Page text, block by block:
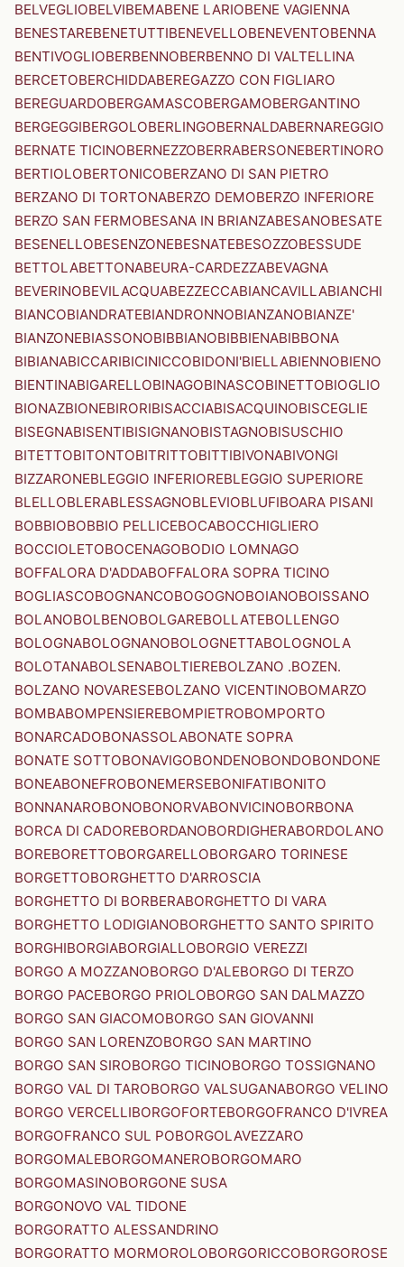
BELVEGLIOBELVIBEMABENE LARIOBENE VAGIENNA
BENESTAREBENETUTTIBENEVELLOBENEVENTOBENNA
BENTIVOGLIOBERBENNOBERBENNO DI VALTELLINA
BERCETOBERCHIDDABEREGAZZO CON FIGLIARO
BEREGUARDOBERGAMASCOBERGAMOBERGANTINO
BERGEGGIBERGOLOBERLINGOBERNALDABERNAREGGIO
BERNATE TICINOBERNEZZOBERRABERSONEBERTINORO
BERTIOLOBERTONICOBERZANO DI SAN PIETRO
BERZANO DI TORTONABERZO DEMOBERZO INFERIORE
BERZO SAN FERMOBESANA IN BRIANZABESANOBESATE
BESENELLOBESENZONEBESNATEBESOZZOBESSUDE
BETTOLABETTONABEURA-CARDEZZABEVAGNA
BEVERINOBEVILACQUABEZZECCABIANCAVILLABIANCHI
BIANCOBIANDRATEBIANDRONNOBIANZANOBIANZE'
BIANZONEBIASSONOBIBBIANOBIBBIENABIBBONA
BIBIANABICCARIBICINICCOBIDONI'BIELLABIENNOBIENO
BIENTINABIGARELLOBINAGOBINASCOBINETTOBIOGLIO
BIONAZBIONEBIRORIBISACCIABISACQUINOBISCEGLIE
BISEGNABISENTIBISIGNANOBISTAGNOBISUSCHIO
BITETTOBITONTOBITRITTOBITTIBIVONABIVONGI
BIZZARONEBLEGGIO INFERIOREBLEGGIO SUPERIORE
BLELLOBLERABLESSAGNOBLEVIOBLUFIBOARA PISANI
BOBBIOBOBBIO PELLICEBOCABOCCHIGLIERO
BOCCIOLETOBOCENAGOBODIO LOMNAGO
BOFFALORA D'ADDABOFFALORA SOPRA TICINO
BOGLIASCOBOGNANCOBOGOGNOBOIANOBOISSANO
BOLANOBOLBENOBOLGAREBOLLATEBOLLENGO
BOLOGNABOLOGNANOBOLOGNETTABOLOGNOLA
BOLOTANABOLSENABOLTIEREBOLZANO .BOZEN.
BOLZANO NOVARESEBOLZANO VICENTINOBOMARZO
BOMBABOMPENSIEREBOMPIETROBOMPORTO
BONARCADOBONASSOLABONATE SOPRA
BONATE SOTTOBONAVIGOBONDENOBONDOBONDONE
BONEABONEFROBONEMERSEBONIFATIBONITO
BONNANAROBONOBONORVABONVICINOBORBONA
BORCA DI CADOREBORDANOBORDIGHERABORDOLANO
BOREBORETTOBORGARELLOBORGARO TORINESE
BORGETTOBORGHETTO D'ARROSCIA
BORGHETTO DI BORBERABORGHETTO DI VARA
BORGHETTO LODIGIANOBORGHETTO SANTO SPIRITO
BORGHIBORGIABORGIALLOBORGIO VEREZZI
BORGO A MOZZANOBORGO D'ALEBORGO DI TERZO
BORGO PACEBORGO PRIOLOBORGO SAN DALMAZZO
BORGO SAN GIACOMOBORGO SAN GIOVANNI
BORGO SAN LORENZOBORGO SAN MARTINO
BORGO SAN SIROBORGO TICINOBORGO TOSSIGNANO
BORGO VAL DI TAROBORGO VALSUGANABORGO VELINO
BORGO VERCELLIBORGOFORTEBORGOFRANCO D'IVREA
BORGOFRANCO SUL POBORGOLAVEZZARO
BORGOMALEBORGOMANEROBORGOMARO
BORGOMASINOBORGONE SUSA
BORGONOVO VAL TIDONE
BORGORATTO ALESSANDRINO
BORGORATTO MORMOROLOBORGORICCOBORGOROSE